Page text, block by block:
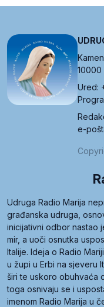
10000
Ured:
e-
Udruga Radio Marija
građanska udruga,
inicijativni odbor nastao
mir, a uoči osnutka
Italije. Ideja o Radio
u župi u Erbi na sjeveru
širi te uskoro obuhvaća
toga osnivaju se i
imenom Radio Marija u